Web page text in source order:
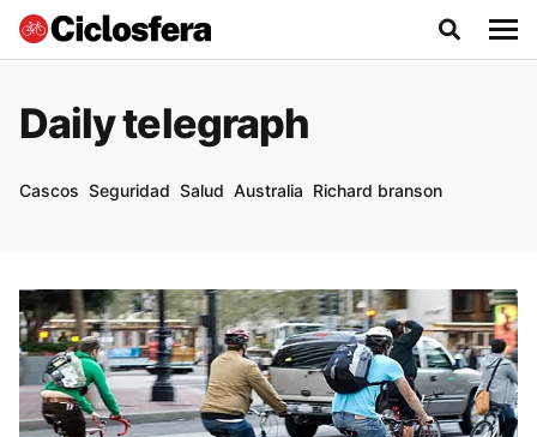
Daily telegraph
Cascos Seguridad Salud Australia Richard branson